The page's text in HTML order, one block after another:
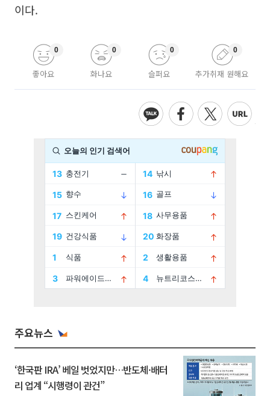
이다.
좋아요
0
화나요
0
슬퍼요
0
추가취재 원해요
0
주요뉴스
‘한국판 IRA’ 베일 벗었지만…반도체·배터
리 업계 “시행령이 관건”